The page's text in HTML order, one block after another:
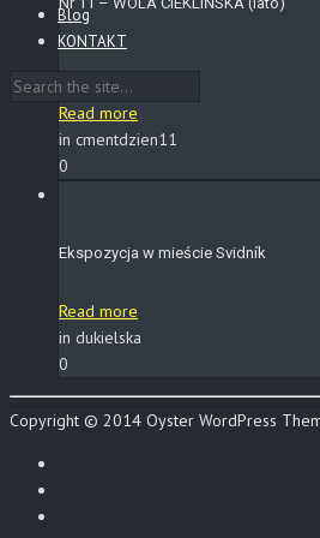
Blog
KONTAKT
Read more
in cmentdzien11
0
Ekspozycja w mieście Svidník
Read more
in dukielska
0
Copyright © 2014 Oyster WordPress